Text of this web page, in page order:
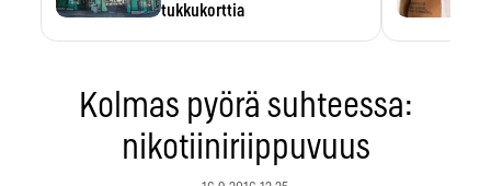
tukkukorttia
Kolmas pyörä suhteessa:
nikotiiniriippuvuus